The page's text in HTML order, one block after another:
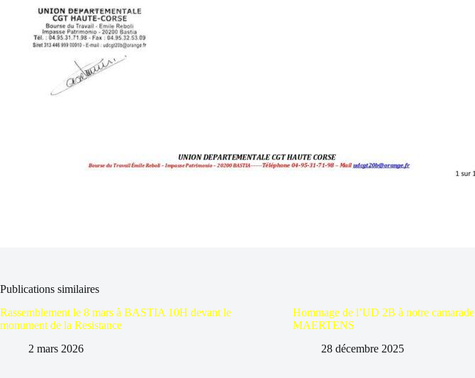
Publications similaires
Rassemblement le 8 mars à BASTIA 10H devant le
monument de la Resistance
2 mars 2026
Hommage de l’UD 2B à notre
MAERTENS
28 décembre 2025